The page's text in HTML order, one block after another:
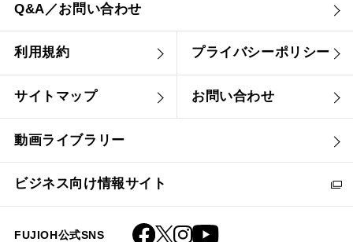
Q&A／お問い合わせ
利用規約 プライバシーポリシー
サイトマップ お問い合わせ
動画ライブラリー
ビジネス向け情報サイト
FUJIOH公式SNS